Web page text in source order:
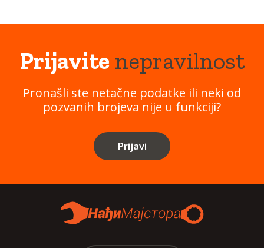
Prijavitenepravilnost
Pronašli ste netačne podatke ili neki od
pozvanih brojeva nije u funkciji?
Prijavi